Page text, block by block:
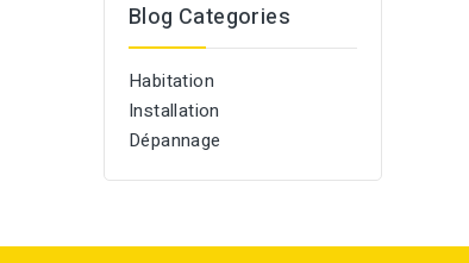
Blog Categories
Habitation
Installation
Dépannage